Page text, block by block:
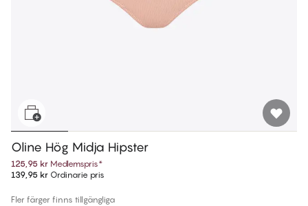
Oline Hög Midja Hipster
125,95 kr Medlemspris*
139,95 kr Ordinarie pris
Fler färger finns tillgängliga